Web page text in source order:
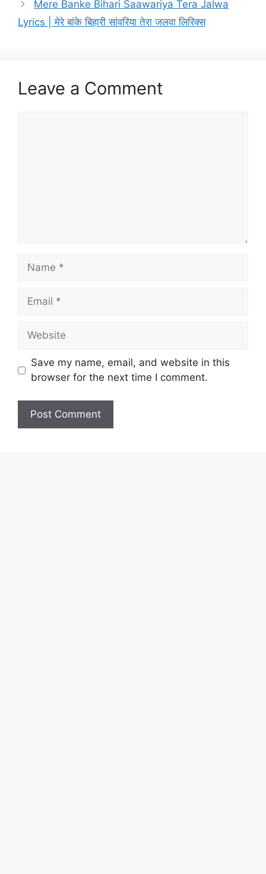
Mere Banke Bihari Saawariya Tera Jalwa
Lyrics | मेरे बांके बिहारी सांवरिया तेरा जलवा लिरिक्स
Leave a Comment
Name
Email
Website
Save my name, email, and website in this
browser for the next time I comment.